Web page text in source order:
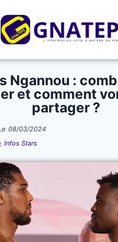
Ngannou :
et comment
partager ?
08/03/2024
,Infos Stars